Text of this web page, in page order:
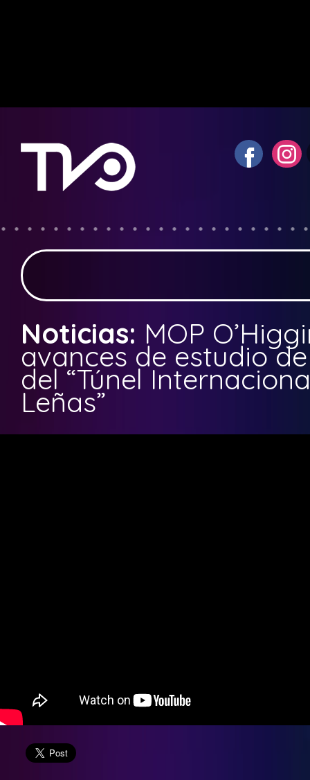
Noticias: MOP
avances de estudio
del “Túnel
Leñas”